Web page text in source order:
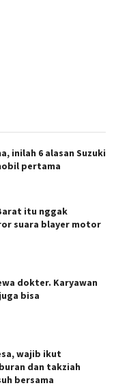
inilah 6 alasan Suzuki
pertama
itu nggak
suara blayer motor
dokter. Karyawan
bisa
wajib ikut
dan takziah
bersama